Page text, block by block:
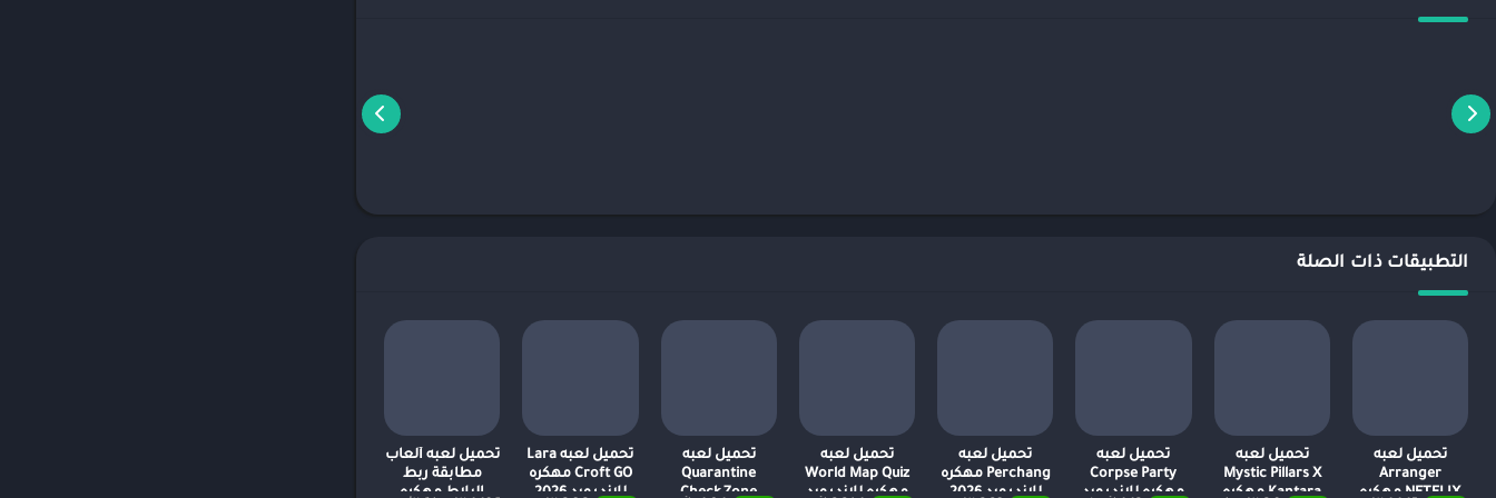
التطبيقات ذات الصلة
تحميل لعبه
Arranger
NETFLIX مهكره
تحميل لعبه
Mystic Pillars X
Kantara مهكره
تحميل لعبه
Corpse Party
مهكره للاندرويد
تحميل لعبه
Perchang مهكره
للاندرويد 2026
تحميل لعبه
World Map Quiz
مهكره للاندرويد
تحميل لعبه
Quarantine
Check Zone
تحميل لعبه Lara
Croft GO مهكره
للاندرويد 2026
تحميل لعبه ألعاب
مطابقة ربط
البلاط مهكره